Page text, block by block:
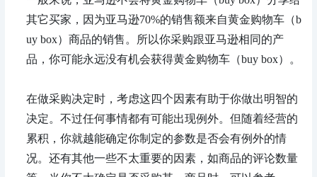
其它买家，因为亚马逊70%的销售额来自黄金购物车（b
uy box）商品的销售。所以你采购跟亚马逊相同的产
品，你可能永远没有机会获得黄金购物车（buy box）。
在做采购决定时，考虑这四个因素有助于你做出明智的
决定。不过任何事情都有可能出现例外。但随着经营的
累积，你就越能确定你制定的参数是否会有例外的情
况。还有其他一些不太重要的因素，如商品的评论数量